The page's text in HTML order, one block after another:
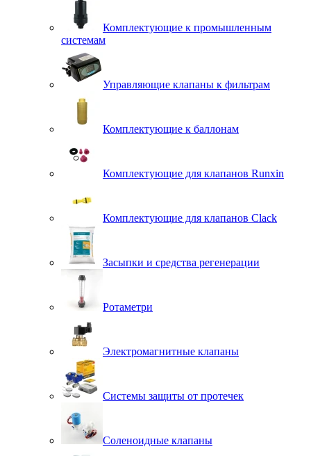
Комплектующие к промышленным
системам
Управляющие клапаны к фильтрам
Комплектующие к баллонам
Комплектующие для клапанов Runxin
Комплектующие для клапанов Clack
Засыпки и средства регенерации
Ротаметри
Электромагнитные клапаны
Системы защиты от протечек
Соленоидные клапаны